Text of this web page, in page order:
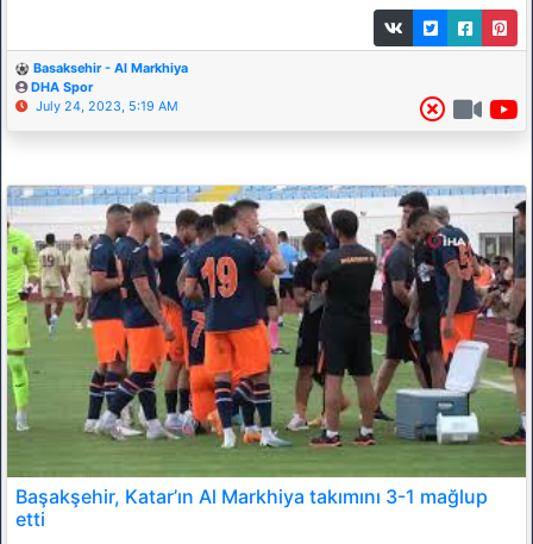
Basaksehir - Al Markhiya
DHA Spor
July 24, 2023, 5:19 AM
Başakşehir, Katar’ın Al Markhiya takımını 3-1 mağlup
etti